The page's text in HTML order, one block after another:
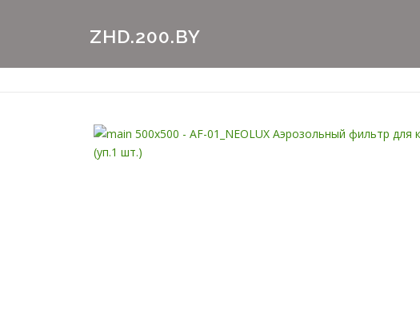
ZHD.200.BY